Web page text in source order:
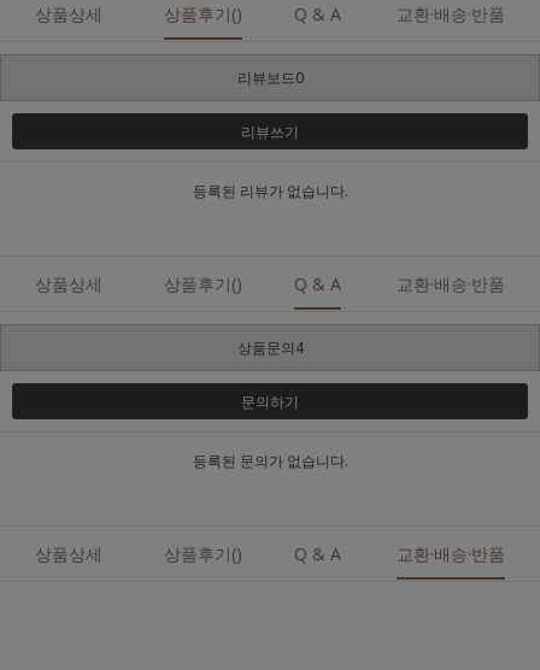
상품상세 상품후기() Q & A 교환·배송·반품
리뷰보드0
리뷰쓰기
등록된 리뷰가 없습니다.
상품상세 상품후기() Q & A 교환·배송·반품
상품문의4
문의하기
등록된 문의가 없습니다.
상품상세 상품후기() Q & A 교환·배송·반품